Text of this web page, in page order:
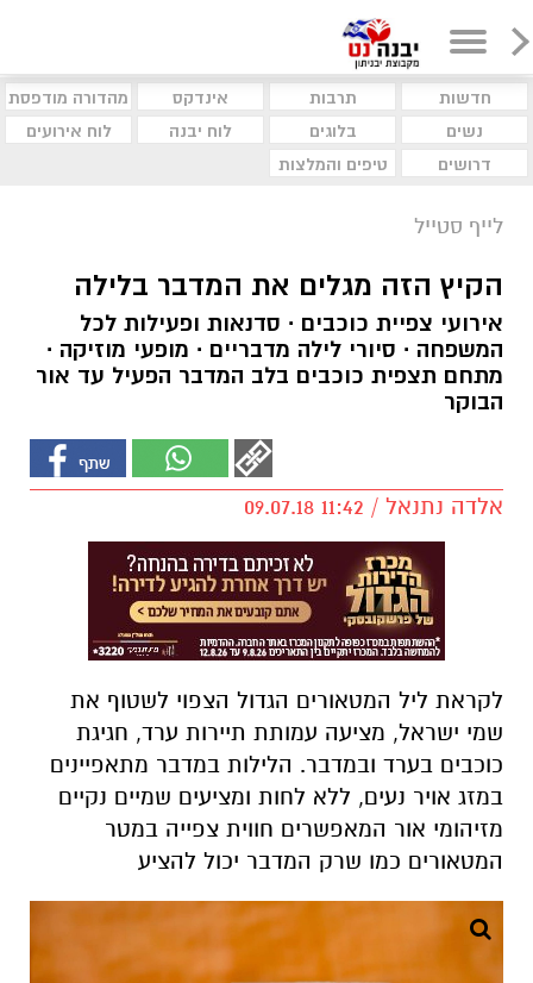
חדשות תרבות אינדקס
מהדורה מודפסת
נשים
בלוגים לוח יבנה
לוח אירועים
דרושים
טיפים והמלצות
לייף סטייל
הקיץ הזה מגלים את המדבר בלילה
אירועי צפיית כוכבים ∙ סדנאות ופעילות לכל
המשפחה ∙ סיורי לילה מדבריים ∙ מופעי מוזיקה ∙
מתחם תצפית כוכבים בלב המדבר הפעיל עד אור
הבוקר
אלדה נתנאל / 11:42 09.07.18
לקראת ליל המטאורים הגדול הצפוי לשטוף את
שמי ישראל, מציעה עמותת תיירות ערד, חגיגת
כוכבים בערד ובמדבר. הלילות במדבר מתאפיינים
במזג אויר נעים, ללא לחות ומציעים שמיים נקיים
מזיהומי אור המאפשרים חווית צפייה במטר
המטאורים כמו שרק המדבר יכול להציע